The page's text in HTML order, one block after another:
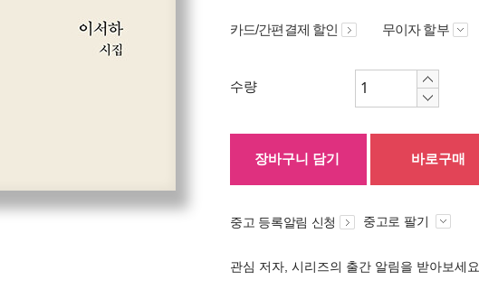
카드/간편결제 할인 무이자 할부
수량
장바구니 담기 바로구매
중고 등록알림 신청 중고로 팔기
관심 저자, 시리즈의 출간 알림을 받아보세요